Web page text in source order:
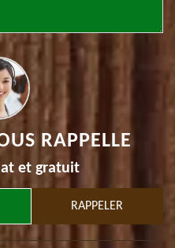
RAPPELLE
et gratuit